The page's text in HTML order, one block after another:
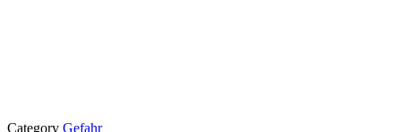
Category Gefahr